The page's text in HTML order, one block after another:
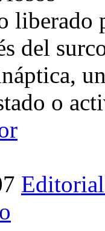
liberado
del
o